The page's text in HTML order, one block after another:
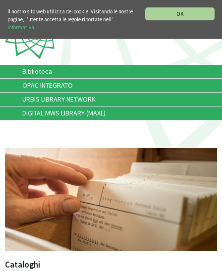
OK
Il nostro sito web utilizza dei cookie. Visitando le nostre
pagine, l’utente accetta le regole riportate nell’
informativa.
Biblioteca
OPAC INTEGRATO
URBIS LIBRARY NETWORK
DIGITAL MWS LIBRARY (MAXL)
Cataloghi